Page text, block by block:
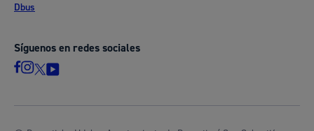
Dbus
Síguenos en redes sociales